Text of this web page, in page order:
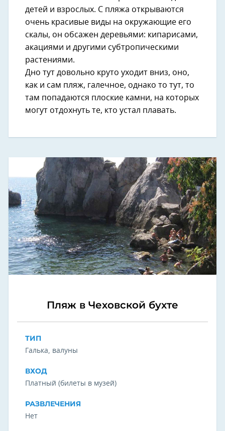
детей и взрослых. С пляжа открываются
очень красивые виды на окружающие его
скалы, он обсажен деревьями: кипарисами,
акациями и другими субтропическими
растениями.
Дно тут довольно круто уходит вниз, оно,
как и сам пляж, галечное, однако то тут, то
там попадаются плоские камни, на которых
могут отдохнуть те, кто устал плавать.
Пляж в Чеховской бухте
ТИП
Галька, валуны
ВХОД
Платный (билеты в музей)
РАЗВЛЕЧЕНИЯ
Нет